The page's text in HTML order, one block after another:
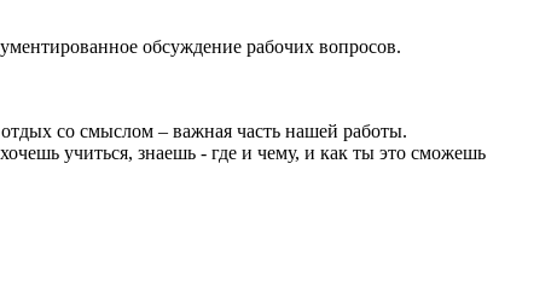
обсуждение рабочих вопросов.
со смыслом – важная часть нашей работы.
учиться, знаешь - где и чему, и как ты это сможешь